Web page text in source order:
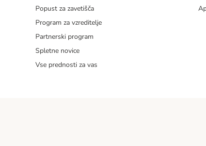
Popust za zavetišča
Program za vzreditelje
Partnerski program
Spletne novice
Vse prednosti za vas